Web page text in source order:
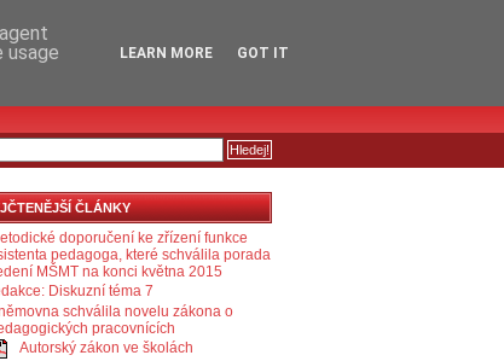
ČLÁNKY
doporučení ke zřízení funkce
pedagoga, které schválila porada
MŠMT na konci května 2015
Diskuzní téma 7
schválila novelu zákona o
pracovnících
Autorský zákon ve školách
usage
LEARN MORE GOT IT